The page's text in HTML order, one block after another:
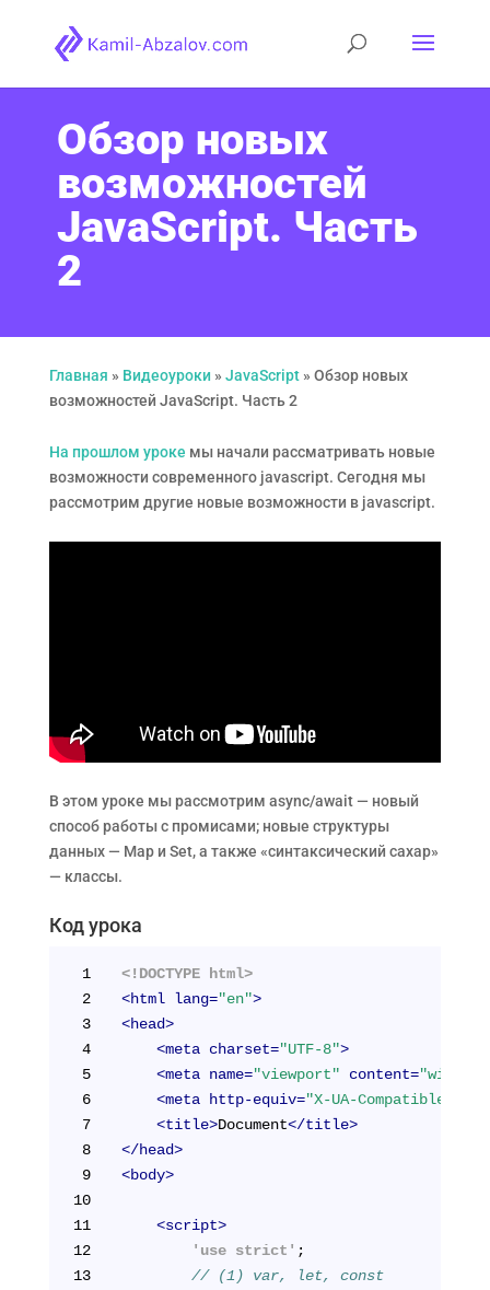
Обзор новых
возможностей
JavaScript. Часть
2
Главная » Видеоуроки » JavaScript» Обзор новых
возможностей JavaScript. Часть 2
На прошлом уроке мы начали рассматривать новые
возможности современного javascript. Сегодня мы
рассмотрим другие новые возможности в javascript.
В этом уроке мы раcсмотрим async/await — новый
способ работы с промисами; новые структуры
данных — Map и Set, а также «синтаксический сахар»
— классы.
Код урока
1
<!DOCTYPE html>
2
<html lang="en">
3
<head>
4
<meta charset="UTF-8">
5
<meta name="viewport" content=
6
<meta http-equiv="X-UA-Compatible"
7
<title>Document</title>
8
</head>
9
<body>
10
11
<script>
12
        'use strict'
;
13
// (1) var, let, const